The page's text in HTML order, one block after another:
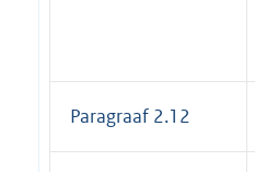
Paragraaf 2.12